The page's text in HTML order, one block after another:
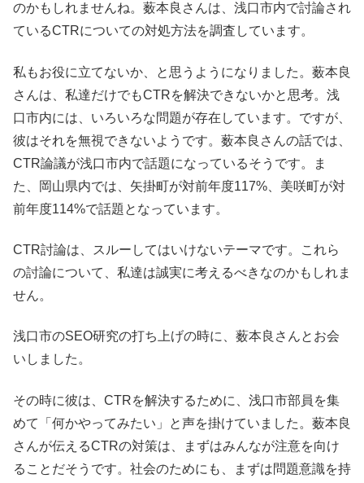
のかもしれませんね。薮本良さんは、浅口市内で討論され
ているCTRについての対処方法を調査しています。
私もお役に立てないか、と思うようになりました。薮本良
さんは、私達だけでもCTRを解決できないかと思考。浅
口市内には、いろいろな問題が存在しています。ですが、
彼はそれを無視できないようです。薮本良さんの話では、
CTR論議が浅口市内で話題になっているそうです。ま
た、岡山県内では、矢掛町が対前年度117%、美咲町が対
前年度114%で話題となっています。
CTR討論は、スルーしてはいけないテーマです。これら
の討論について、私達は誠実に考えるべきなのかもしれま
せん。
浅口市のSEO研究の打ち上げの時に、薮本良さんとお会
いしました。
その時に彼は、CTRを解決するために、浅口市部員を集
めて「何かやってみたい」と声を掛けていました。薮本良
さんが伝えるCTRの対策は、まずはみんなが注意を向け
ることだそうです。社会のためにも、まずは問題意識を持